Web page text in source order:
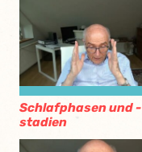
Schlafphasen und -
stadien